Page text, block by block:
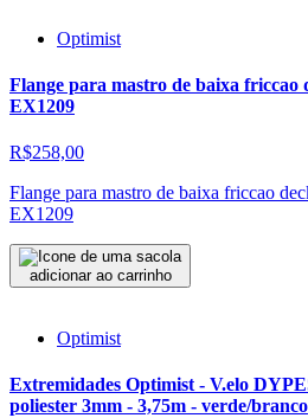
Optimist
Flange para mastro de baixa
EX1209
R$258,00
Flange para mastro de baixa friccao
EX1209
adicionar ao carrinho
Optimist
Extremidades Optimist - V.elo
poliester 3mm - 3,75m - verde/branco